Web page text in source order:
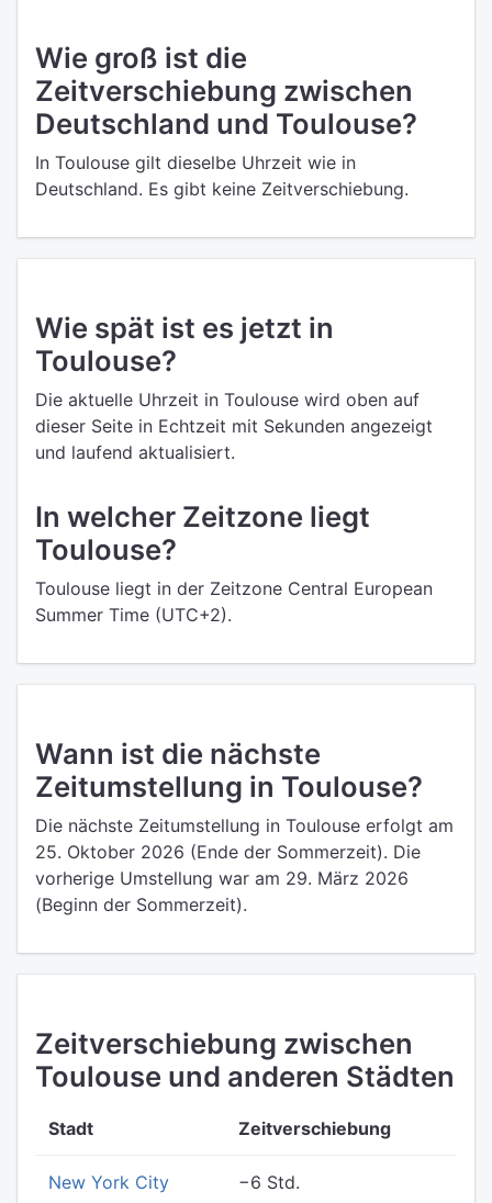
Wie groß ist die
Zeitverschiebung zwischen
Deutschland und Toulouse?
In Toulouse gilt dieselbe Uhrzeit wie in
Deutschland. Es gibt keine Zeitverschiebung.
Wie spät ist es jetzt in
Toulouse?
Die aktuelle Uhrzeit in Toulouse wird oben auf
dieser Seite in Echtzeit mit Sekunden angezeigt
und laufend aktualisiert.
In welcher Zeitzone liegt
Toulouse?
Toulouse liegt in der Zeitzone Central European
Summer Time (UTC+2).
Wann ist die nächste
Zeitumstellung in Toulouse?
Die nächste Zeitumstellung in Toulouse erfolgt am
25. Oktober 2026 (Ende der Sommerzeit). Die
vorherige Umstellung war am 29. März 2026
(Beginn der Sommerzeit).
Zeitverschiebung zwischen
Toulouse und anderen Städten
Stadt Zeitverschiebung
New York City −6 Std.